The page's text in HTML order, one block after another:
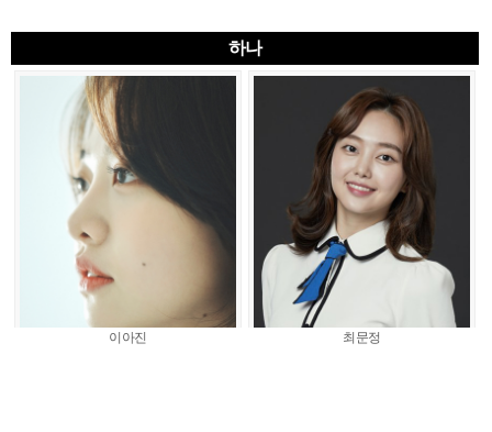
하나
이아진 최문정